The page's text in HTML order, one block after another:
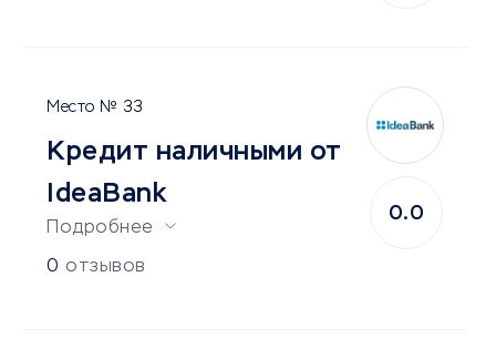
33
Кредит наличными от
IdeaBank
Подробнее
0 отзывов
0.0